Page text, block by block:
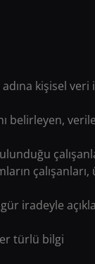
kişisel veri
belirleyen,
iradeyle
türlü bilgi